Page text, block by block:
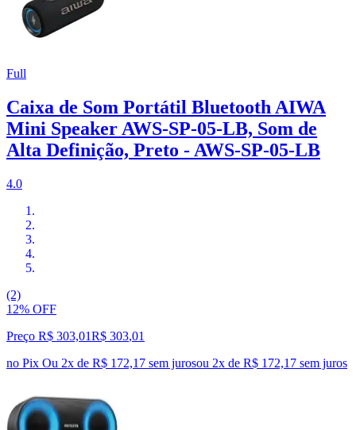
Full
Caixa de Som Portátil Bluetooth AIWA
Mini Speaker AWS-SP-05-LB, Som de
Alta Definição, Preto - AWS-SP-05-LB
4.0
(2)
12% OFF
Preço R$ 303,01R$ 303,01
no Pix Ou 2x de R$ 172,17 sem jurosou 2x de R$ 172,17 sem juros